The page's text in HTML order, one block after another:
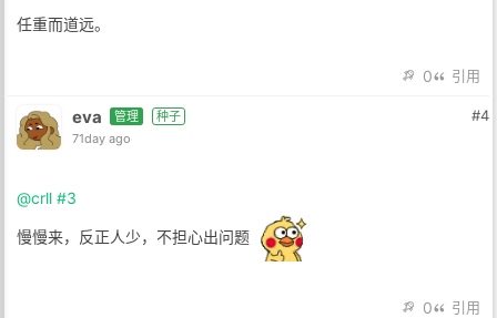
任重而道远。
0 引用
eva 管理
种子
71day ago
#4
@crll #3
慢慢来，反正人少，不担心出问题
0 引用